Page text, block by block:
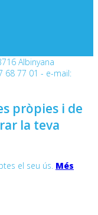
Albinyana
68 77 01 - e-mail:
pròpies i de
la teva
el seu ús. Més